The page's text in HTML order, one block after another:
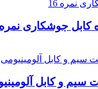
جوشکاری نمره ۱۶
سیم و کابل